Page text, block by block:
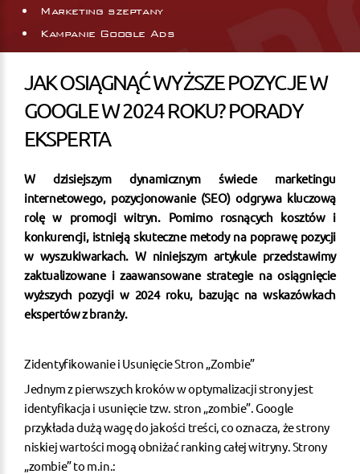
Marketing szeptany
Kampanie Google Ads
JAK OSIĄGNĄĆ WYŻSZE POZYCJE W
GOOGLE W 2024 ROKU? PORADY
EKSPERTA
W dzisiejszym dynamicznym świecie marketingu
internetowego, pozycjonowanie (SEO) odgrywa kluczową
rolę w promocji witryn. Pomimo rosnących kosztów i
konkurencji, istnieją skuteczne metody na poprawę pozycji
w wyszukiwarkach. W niniejszym artykule przedstawimy
zaktualizowane i zaawansowane strategie na osiągnięcie
wyższych pozycji w 2024 roku, bazując na wskazówkach
ekspertów z branży.
Zidentyfikowanie i Usunięcie Stron „Zombie”
Jednym z pierwszych kroków w optymalizacji strony jest
identyfikacja i usunięcie tzw. stron „zombie”. Google
przykłada dużą wagę do jakości treści, co oznacza, że strony
niskiej wartości mogą obniżać ranking całej witryny. Strony
„zombie” to m.in.: